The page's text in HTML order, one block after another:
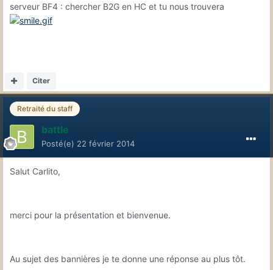
serveur BF4 : chercher B2G en HC et tu nous trouvera
Citer
Retraité du staff
battle
Posté(e) 22 février 2014
Salut Carlito,
merci pour la présentation et bienvenue.
Au sujet des bannières je te donne une réponse au plus tôt.